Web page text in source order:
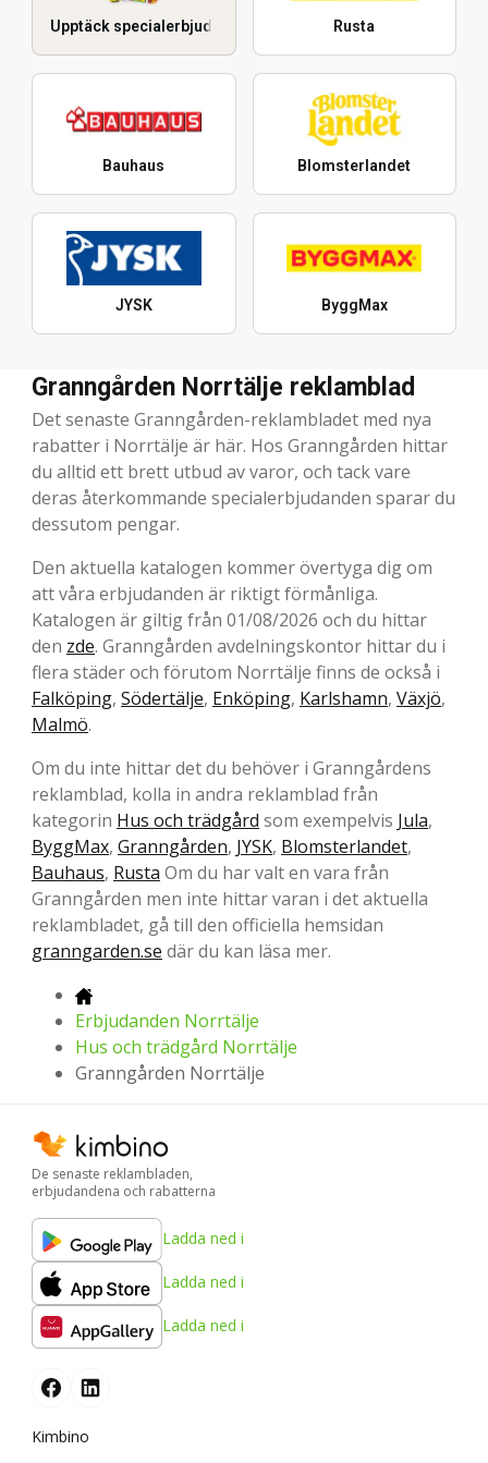
Upptäck specialerbjudanden Rusta
Bauhaus Blomsterlandet
JYSK ByggMax
Granngården Norrtälje reklamblad
Det senaste Granngården-reklambladet med nya
rabatter i Norrtälje är här. Hos Granngården hittar
du alltid ett brett utbud av varor, och tack vare
deras återkommande specialerbjudanden sparar du
dessutom pengar.
Den aktuella katalogen kommer övertyga dig om
att våra erbjudanden är riktigt förmånliga.
Katalogen är giltig från 01/08/2026 och du hittar
den zde. Granngården avdelningskontor hittar du i
flera städer och förutom Norrtälje finns de också i
Falköping, Södertälje, Enköping, Karlshamn, Växjö,
Malmö.
Om du inte hittar det du behöver i Granngårdens
reklamblad, kolla in andra reklamblad från
kategorin Hus och trädgård som exempelvis Jula,
ByggMax, Granngården, JYSK, Blomsterlandet,
Bauhaus, Rusta Om du har valt en vara från
Granngården men inte hittar varan i det aktuella
reklambladet, gå till den officiella hemsidan
granngarden.se där du kan läsa mer.
Erbjudanden Norrtälje
Hus och trädgård Norrtälje
Granngården Norrtälje
De senaste reklambladen,
erbjudandena och rabatterna
Ladda ned i
Ladda ned i
Ladda ned i
Kimbino